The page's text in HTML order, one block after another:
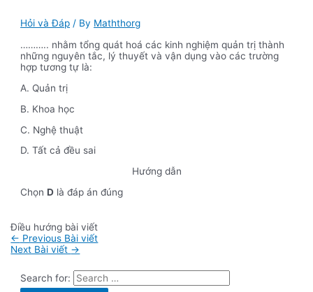
Hỏi và Đáp / By Maththorg
……….. nhằm tổng quát hoá các kinh nghiệm quản trị thành
những nguyên tắc, lý thuyết và vận dụng vào các trường
hợp tương tự là:
A. Quản trị
B. Khoa học
C. Nghệ thuật
D. Tất cả đều sai
Hướng dẫn
ChọnD là đáp án đúng
Điều hướng bài viết
← Previous Bài viết
Next Bài viết →
Search for: